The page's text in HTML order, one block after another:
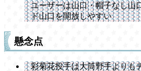
ユーザーは山口・帽子なし山
ド山口を開放しやすい
懸念点
彩菊花投手は大筒野手よりも